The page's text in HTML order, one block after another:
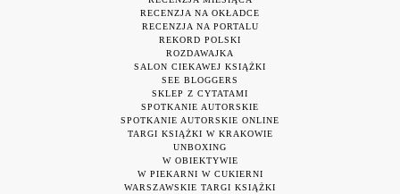
RECENZJA NA OKŁADCE
RECENZJA NA PORTALU
REKORD POLSKI
ROZDAWAJKA
SALON CIEKAWEJ KSIĄŻKI
SEE BLOGGERS
SKLEP Z CYTATAMI
SPOTKANIE AUTORSKIE
SPOTKANIE AUTORSKIE ONLINE
TARGI KSIĄŻKI W KRAKOWIE
UNBOXING
W OBIEKTYWIE
W PIEKARNI W CUKIERNI
WARSZAWSKIE TARGI KSIĄŻKI